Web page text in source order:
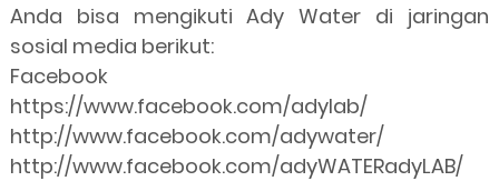
Anda bisa mengikuti Ady Water di jaringan
sosial media berikut:
Facebook
https://www.facebook.com/adylab/
http://www.facebook.com/adywater/
http://www.facebook.com/adyWATERadyLAB/